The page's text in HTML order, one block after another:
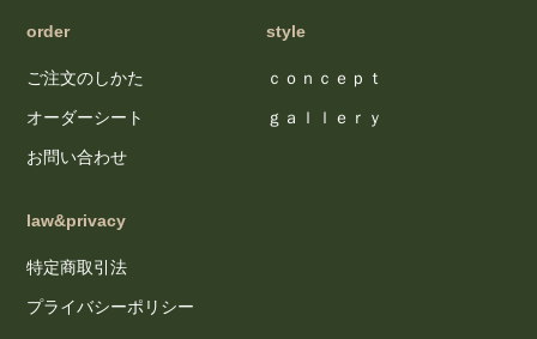
order
ご注文のしかた
オーダーシート
お問い合わせ
style
ｃｏｎｃｅｐｔ
ｇａｌｌｅｒｙ
law&privacy
特定商取引法
プライバシーポリシー